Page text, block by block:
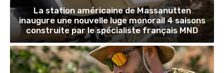
La station américaine de Massanutten
inaugure une nouvelle luge monorail 4 saisons
construite par le spécialiste français MND